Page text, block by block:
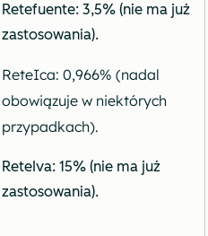
Retefuente: 3,5% (nie ma już
zastosowania).
ReteIca: 0,966% (nadal
obowiązuje w niektórych
przypadkach).
ReteIva: 15% (nie ma już
zastosowania).